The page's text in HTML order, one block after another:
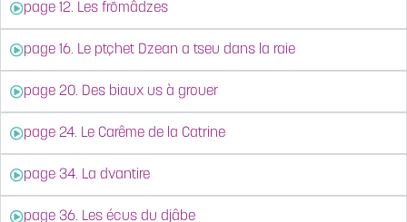
page 12. Les frōmâdzes
page 16. Le ptçhet Dzean a tseu dans la raie
page 20. Des biaux us à grouer
page 24. Le Carême de la Catrine
page 34. La dvantire
page 36. Les écus du djâbe